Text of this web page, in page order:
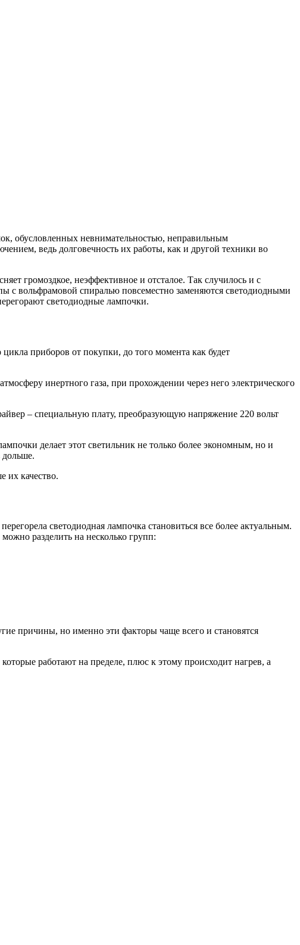
обусловленных невнимательностью, неправильным
ведь долговечность их работы, как и другой техники во
громоздкое, неэффективное и отсталое. Так случилось и с
с вольфрамовой спиралью повсеместно заменяются светодиодными
светодиодные лампочки.
приборов от покупки, до того момента как будет
инертного газа, при прохождении через него электрического
– специальную плату, преобразующую напряжение 220 вольт
делает этот светильник не только более экономным, но и
дольше.
их качество.
светодиодная лампочка становиться все более актуальным.
разделить на несколько групп:
причины, но именно эти факторы чаще всего и становятся
работают на пределе, плюс к этому происходит нагрев, а